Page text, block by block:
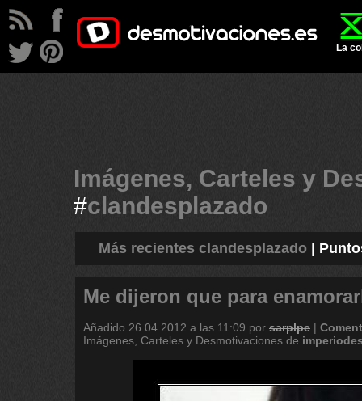
La
Imágenes, Carteles y
#clandesplazado
Más recientes clandesplazado|
Me dijeron que para
Añadido 26.04.2012 a las 11:09 por sarplpe |
Imágenes, Carteles y Desmotivaciones de